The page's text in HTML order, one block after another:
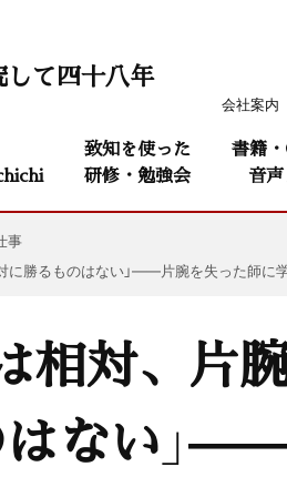
会社案内
て四十八年
致知を使った
研修・勉強会
書籍
音
事
勝るものはない」——片腕を失った師に
相対、片
ない」